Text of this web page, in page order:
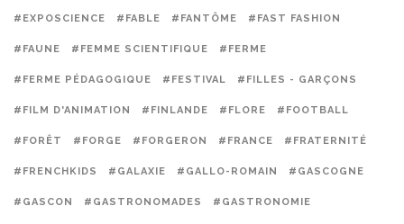
#EXPOSCIENCE #FABLE #FANTÔME #FAST FASHION
#FAUNE #FEMME SCIENTIFIQUE #FERME
#FERME PÉDAGOGIQUE #FESTIVAL #FILLES - GARÇONS
#FILM D'ANIMATION #FINLANDE #FLORE #FOOTBALL
#FORÊT #FORGE #FORGERON #FRANCE #FRATERNITÉ
#FRENCHKIDS #GALAXIE #GALLO-ROMAIN #GASCOGNE
#GASCON #GASTRONOMADES #GASTRONOMIE